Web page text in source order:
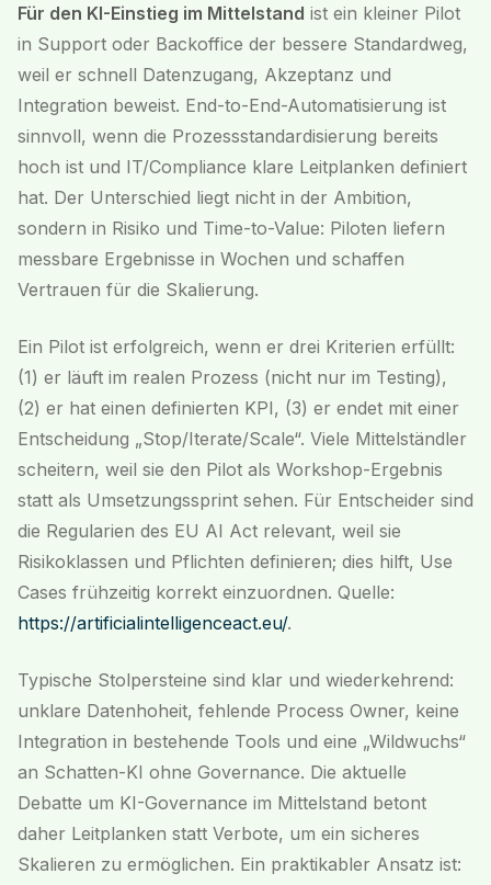
Für den KI-Einstieg im Mittelstand ist ein kleiner Pilot
in Support oder Backoffice der bessere Standardweg,
weil er schnell Datenzugang, Akzeptanz und
Integration beweist. End-to-End-Automatisierung ist
sinnvoll, wenn die Prozessstandardisierung bereits
hoch ist und IT/Compliance klare Leitplanken definiert
hat. Der Unterschied liegt nicht in der Ambition,
sondern in Risiko und Time-to-Value: Piloten liefern
messbare Ergebnisse in Wochen und schaffen
Vertrauen für die Skalierung.
Ein Pilot ist erfolgreich, wenn er drei Kriterien erfüllt:
(1) er läuft im realen Prozess (nicht nur im Testing),
(2) er hat einen definierten KPI, (3) er endet mit einer
Entscheidung „Stop/Iterate/Scale“. Viele Mittelständler
scheitern, weil sie den Pilot als Workshop-Ergebnis
statt als Umsetzungssprint sehen. Für Entscheider sind
die Regularien des EU AI Act relevant, weil sie
Risikoklassen und Pflichten definieren; dies hilft, Use
Cases frühzeitig korrekt einzuordnen. Quelle:
https://artificialintelligenceact.eu/.
Typische Stolpersteine sind klar und wiederkehrend:
unklare Datenhoheit, fehlende Process Owner, keine
Integration in bestehende Tools und eine „Wildwuchs“
an Schatten-KI ohne Governance. Die aktuelle
Debatte um KI-Governance im Mittelstand betont
daher Leitplanken statt Verbote, um ein sicheres
Skalieren zu ermöglichen. Ein praktikabler Ansatz ist: